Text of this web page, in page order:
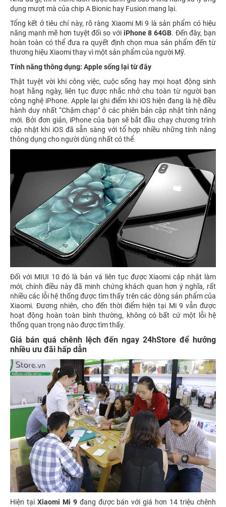
dụng mượt mà của chip A Bionic hay Fusion mang lại.
Tổng kết ở tiêu chí này, rõ ràng Xiaomi Mi 9 là sản phẩm có hiệu
năng mạnh mẽ hơn tuyệt đối so với iPhone 8 64GB. Đến đây, bạn
hoàn toàn có thể đưa ra quyết định chọn mua sản phẩm đến từ
thương hiệu Xiaomi thay vì một sản phẩm của người Mỹ.
Tính năng thông dụng: Apple sống lại từ đây
Thật tuyệt vời khi công việc, cuộc sống hay mọi hoạt động sinh
hoạt hằng ngày, liên tục được nhắc nhở chu toàn từ người bạn
công nghệ iPhone. Apple lại ghi điểm khi iOS hiện đang là hệ điều
hành duy nhất “Chậm chạp" ở các phiên bản cập nhật tính năng
mới. Bởi đơn giản, iPhone của bạn sẽ bắt đầu chạy chương trình
cập nhật khi iOS đã sẵn sàng với tổ hợp nhiều những tính năng
thông dụng cho người dùng nhất có thể.
Đối với MIUI 10 đó là bản vá liên tục được Xiaomi cập nhật làm
mới, chính điều này đã minh chứng khách quan hơn ý nghĩa, rất
nhiều các lỗi hệ thống được tìm thấy trên các dòng sản phẩm của
Xiaomi. Đương nhiên, cho đến thời điểm hiện tại Mi 9 vẫn được
hoạt động hoàn toàn bình thường, không có bất cứ một lỗi hệ
thống quan trọng nào được tìm thấy.
Giá bán quá chênh lệch đến ngay 24hStore để hưởng
nhiều ưu đãi hấp dẫn
Hiện tạiXiaomi Mi 9đang được bán với giá hơn 14 triệu chênh